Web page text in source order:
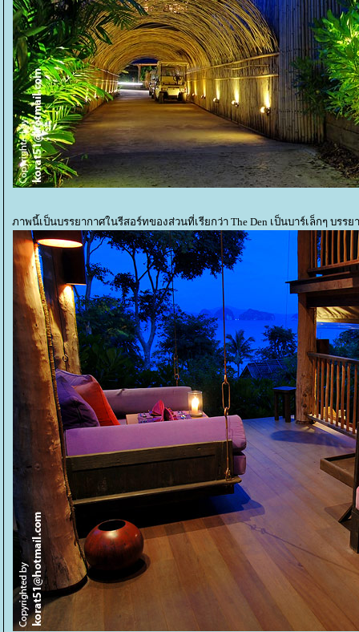
ภาพนี้เป็นบรรยากาศในรีสอร์ทของส่วนที่เรียกว่า The Den เป็นบาร์เล็กๆ บรรย